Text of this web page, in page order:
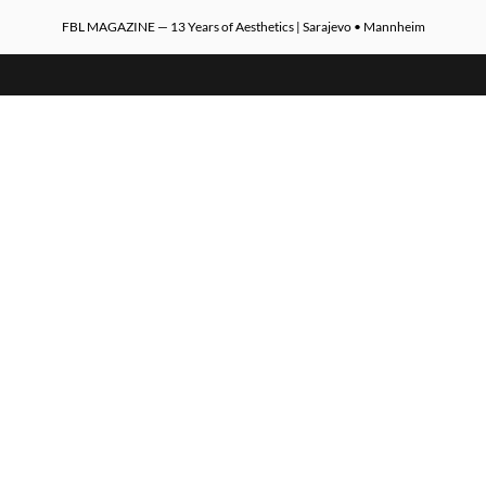
FBL MAGAZINE — 13 Years of Aesthetics | Sarajevo • Mannheim